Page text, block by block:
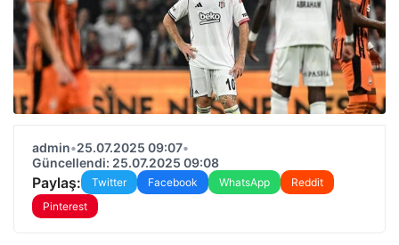
admin•25.07.2025 09:07•
Güncellendi: 25.07.2025 09:08
Paylaş: Twitter Facebook WhatsApp
Reddit
Pinterest